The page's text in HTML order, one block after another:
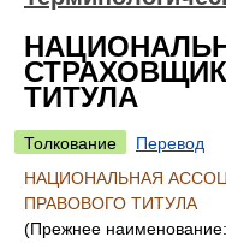
ТИТУЛА
Толкование
Перевод
НАЦИОНАЛЬНАЯ
ПРАВОВОГО ТИТУЛА
(Прежнее